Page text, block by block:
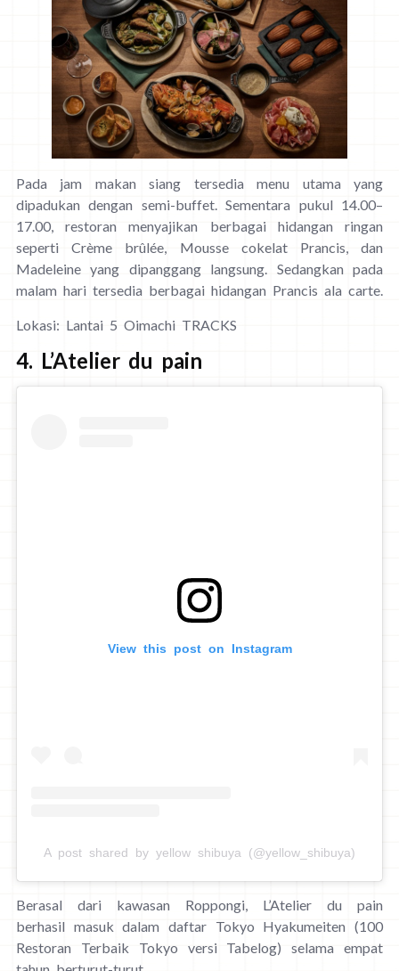
Pada jam makan siang tersedia menu utama yang
dipadukan dengan semi-buffet. Sementara pukul 14.00–
17.00, restoran menyajikan berbagai hidangan ringan
seperti Crème brûlée, Mousse cokelat Prancis, dan
Madeleine yang dipanggang langsung. Sedangkan pada
malam hari tersedia berbagai hidangan Prancis ala carte.
Lokasi: Lantai 5 Oimachi TRACKS
4. L’Atelier du pain
View this post on Instagram
A post shared by yellow shibuya (@yellow_shibuya)
Berasal dari kawasan Roppongi, L’Atelier du pain
berhasil masuk dalam daftar Tokyo Hyakumeiten (100
Restoran Terbaik Tokyo versi Tabelog) selama empat